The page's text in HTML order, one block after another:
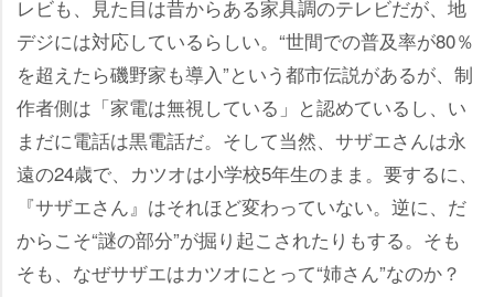
レビも、見た目は昔からある家具調のテレビだが、地
デジには対応しているらしい。“世間での普及率が80％
を超えたら磯野家も導入”という都市伝説があるが、制
作者側は「家電は無視している」と認めているし、い
まだに電話は黒電話だ。そして当然、サザエさんは永
遠の24歳で、カツオは小学校5年生のまま。要するに、
『サザエさん』はそれほど変わっていない。逆に、だ
からこそ“謎の部分”が掘り起こされたりもする。そも
そも、なぜサザエはカツオにとって“姉さん”なのか？